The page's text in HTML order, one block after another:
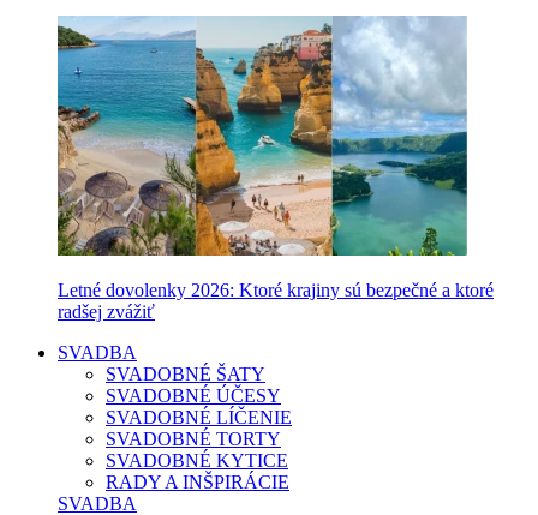
Letné dovolenky 2026: Ktoré krajiny sú bezpečné a ktoré
radšej zvážiť
SVADBA
SVADOBNÉ ŠATY
SVADOBNÉ ÚČESY
SVADOBNÉ LÍČENIE
SVADOBNÉ TORTY
SVADOBNÉ KYTICE
RADY A INŠPIRÁCIE
SVADBA